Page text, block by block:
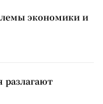
экономики и